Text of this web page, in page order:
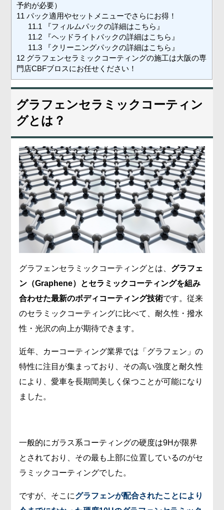
予約が必要）
11 パック適用やセットメニューでさらにお得！
11.1 『フィルムパックの詳細はこちら』
11.2 『ヘッドライトパックの詳細はこちら』
11.3 『クリーニングパックの詳細はこちら』
12 グラフェンセラミックコーティングの施工は大阪の専
門店CBFブロスにお任せください！
グラフェンセラミックコーティン
グとは？
グラフェンセラミックコーティングとは、 グラフェ
ン（Graphene）とセラミックコーティングを組み
合わせた最新のボディコーティング技術です。従来
のセラミックコーティングに比べて、耐久性・撥水
性・光沢の向上が期待できます。
近年、カーコーティング業界では「グラフェン」の
特性に注目が集まっており、その高い強度と耐久性
により、愛車を長期間美しく保つことが可能になり
ました。
一般的にガラス系コーティングの硬度は9Hが限界
とされており、その最も上部に位置しているのがセ
ラミックコーティングでした。
ですが、そこにグラフェンが配合されたことにより